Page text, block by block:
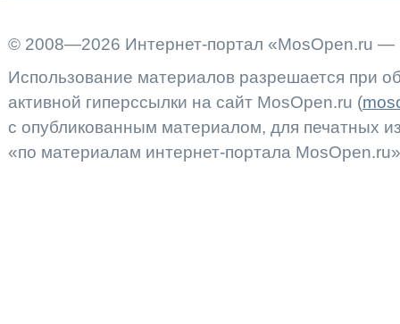
© 2008—2026 Интернет-портал «MosOpen.ru —
Использование материалов разрешается при
активной гиперссылки на сайт MosOpen.ru (
с опубликованным материалом, для печатных
«по материалам интернет-портала